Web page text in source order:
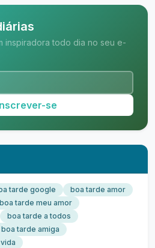
inspiradora todo dia no seu e-
se
tarde google
boa tarde amor
boa tarde meu amor
boa tarde a todos
boa tarde amiga